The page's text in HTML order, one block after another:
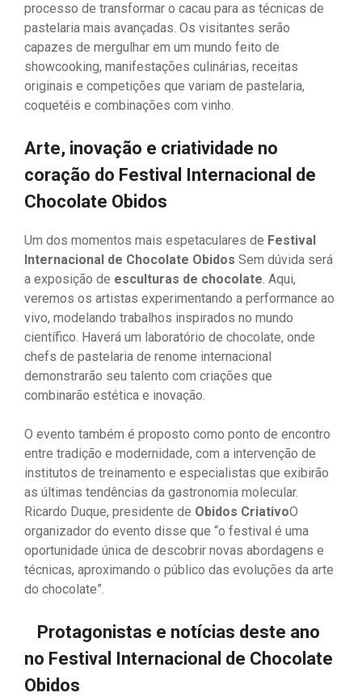
processo de transformar o cacau para as técnicas de
pastelaria mais avançadas. Os visitantes serão
capazes de mergulhar em um mundo feito de
showcooking, manifestações culinárias, receitas
originais e competições que variam de pastelaria,
coquetéis e combinações com vinho.
Arte, inovação e criatividade no
coração do Festival Internacional de
Chocolate Obidos
Um dos momentos mais espetaculares de Festival
Internacional de Chocolate Obidos Sem dúvida será
a exposição de esculturas de chocolate. Aqui,
veremos os artistas experimentando a performance ao
vivo, modelando trabalhos inspirados no mundo
científico. Haverá um laboratório de chocolate, onde
chefs de pastelaria de renome internacional
demonstrarão seu talento com criações que
combinarão estética e inovação.
O evento também é proposto como ponto de encontro
entre tradição e modernidade, com a intervenção de
institutos de treinamento e especialistas que exibirão
as últimas tendências da gastronomia molecular.
Ricardo Duque, presidente de Obidos CriativoO
organizador do evento disse que “o festival é uma
oportunidade única de descobrir novas abordagens e
técnicas, aproximando o público das evoluções da arte
do chocolate”.
Protagonistas e notícias deste ano
no Festival Internacional de Chocolate
Obidos